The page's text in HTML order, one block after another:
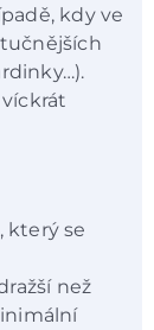
kdy ve
který se
než